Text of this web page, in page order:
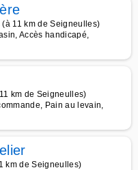
11 km de Seigneulles)
Accès handicapé,
km de Seigneulles)
Pain au levain,
km de Seigneulles)